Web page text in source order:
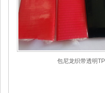
包尼龙织带透明